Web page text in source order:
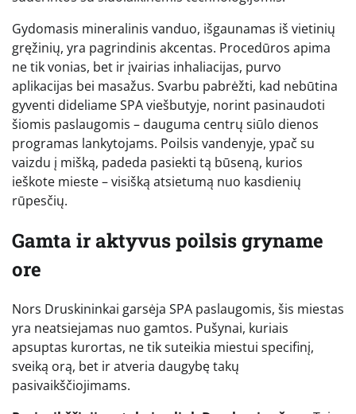
Gydomasis mineralinis vanduo, išgaunamas iš vietinių
gręžinių, yra pagrindinis akcentas. Procedūros apima
ne tik vonias, bet ir įvairias inhaliacijas, purvo
aplikacijas bei masažus. Svarbu pabrėžti, kad nebūtina
gyventi dideliame SPA viešbutyje, norint pasinaudoti
šiomis paslaugomis – dauguma centrų siūlo dienos
programas lankytojams. Poilsis vandenyje, ypač su
vaizdu į mišką, padeda pasiekti tą būseną, kurios
ieškote mieste – visišką atsietumą nuo kasdienių
rūpesčių.
Gamta ir aktyvus poilsis gryname
ore
Nors Druskininkai garsėja SPA paslaugomis, šis miestas
yra neatsiejamas nuo gamtos. Pušynai, kuriais
apsuptas kurortas, ne tik suteikia miestui specifinį,
sveiką orą, bet ir atveria daugybę takų
pasivaikščiojimams.